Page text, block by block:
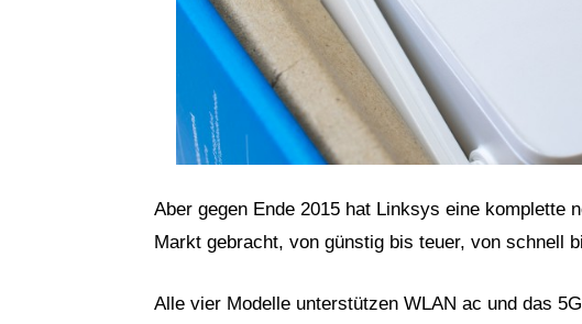
Aber gegen Ende 2015 hat Linksys eine komplette
Markt gebracht, von günstig bis teuer, von schnell
Alle vier Modelle unterstützen WLAN ac und das